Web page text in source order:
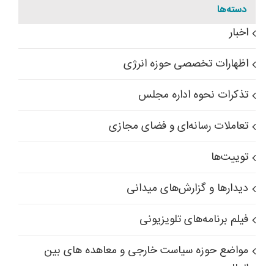
دسته‌ها
اخبار
اظهارات تخصصی حوزه انرژی
تذکرات نحوه اداره مجلس
تعاملات رسانه‌ای و فضای مجازی
توییت‌ها
دیدارها و گزارش‌های میدانی
فیلم برنامه‌های تلویزیونی
مواضع حوزه سیاست خارجی و معاهده های بین